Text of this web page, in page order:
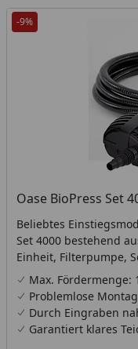
-9%
Oase BioPress Set
Beliebtes
Set 4000 bestehend
Einheit, Filterpumpe,
Max. Fördermenge:
Problemlose
Durch Eingraben
Garantiert klares